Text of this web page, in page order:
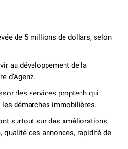
de 5 millions de dollars, selon
au développement de la
d’Agenz.
des services proptech qui
démarches immobilières.
surtout sur des améliorations
qualité des annonces, rapidité de